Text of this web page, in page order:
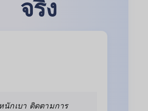
จริง
นักเบา ติดตามการ